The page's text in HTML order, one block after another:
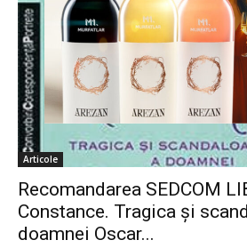
Articole
Recomandarea SEDCOM
Constance. Tragica şi
doamnei Oscar...